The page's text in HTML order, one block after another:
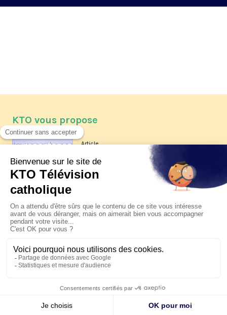
KTO vous propose
Article
Les reportages d'été 2026 de KTO
La visite pastorale du pape Léon
XIV à Assise à suivre sur KTO le
jeudi 6 août
Le pape en Uruguay, Argentine et
Pérou du 6 au 17 novembre 2026
© KTO 2026 — Mentions légales